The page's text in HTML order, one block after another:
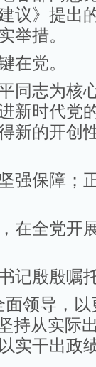
议》提出
举措。
党。
志为核
新时代党
新的开创
保障；
全党开
殷殷嘱
领导，以
持从实际
实干出政